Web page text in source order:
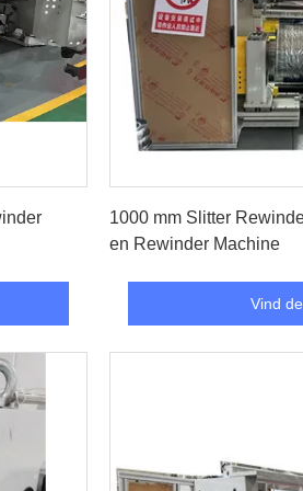
1000 mm Slitter
en Rewinder Machine
Vind